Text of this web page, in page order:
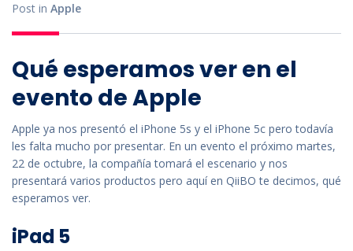
Post in Apple
Qué esperamos ver en el
evento de Apple
Apple ya nos presentó el iPhone 5s y el iPhone 5c pero todavía
les falta mucho por presentar. En un evento el próximo martes,
22 de octubre, la compañía tomará el escenario y nos
presentará varios productos pero aquí en QiiBO te decimos, qué
esperamos ver.
iPad 5